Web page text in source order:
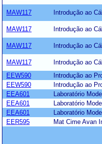
MAW117 Introdução ao
MAW117 Introdução ao
MAW117 Introdução ao
MAW117
Introdução ao
EEW590
Introdução ao
EEW590
Introdução ao
EEA601
Laboratório
EEA601
Laboratório
EEA601
Laboratório
EER595
Mat Cime Avan